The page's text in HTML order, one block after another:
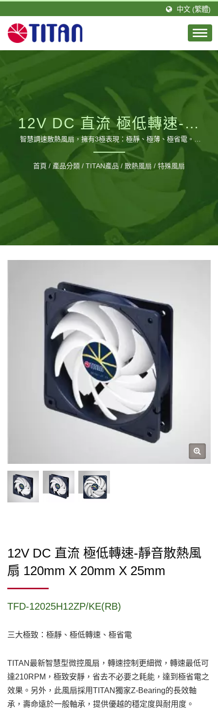
中文 (繁體)
12V DC 直流 極低轉速-靜
音散熱風扇 120MM X
20MM X 25MM
智慧調速散熱風扇，擁有3極表現：極靜、極薄、極省電。 /
台騰恩科技有限公司是由一群積極且具有專業技術的團隊所組
成。TITAN的總公司設立於台灣，分公司則設立於德國，並在
大陸廣東省擁有1間工廠，佔地約20,000平方公尺以及約460
首頁 / 產品分類 / TITAN產品 / 散熱風扇 / 特殊風扇
12V DC 直流 極低轉速-靜音散熱風
扇 120mm X 20mm X 25mm
TFD-12025H12ZP/KE(RB)
三大極致：極靜、極低轉速、極省電
TITAN最新智慧型微控風扇，轉速控制更細微，轉速最低可
達210RPM，極致安靜，省去不必要之耗能，達到極省電之
效果。另外，此風扇採用TITAN獨家Z-Bearing的長效軸
承，壽命遠於一般軸承，提供優越的穩定度與耐用度。